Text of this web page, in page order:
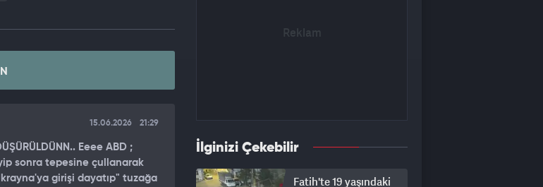
Bu, geçici bir ateşkes
ortak bir mutabakat metni
diyorlar. Niye şimdi değil?
yapıldığı zaman bunun
adına zaman
belirlenmesi, İran'ın
durumu ve vekâlet güçlerine
işlerine karışmaması, güvenlik
15.06.2026 21:29
Eeee ABD ;
sonra tepesine çullanarak
girişi dayatıp" tuzağa
İlginizi Çekebilir
Fatih'te 19 yaşındaki